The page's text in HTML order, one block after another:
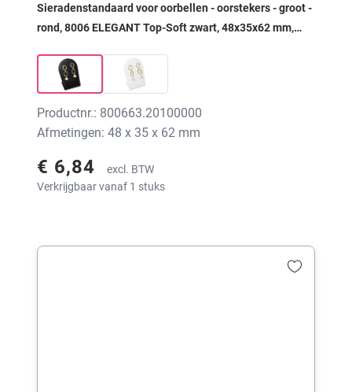
Sieradenstandaard voor oorbellen - oorstekers - groot -
rond, 8006 ELEGANT Top-Soft zwart, 48x35x62 mm,
Productnr.: 800663.20100000
Afmetingen: 48 x 35 x 62 mm
€ 6,84
excl. BTW
Verkrijgbaar vanaf 1 stuks